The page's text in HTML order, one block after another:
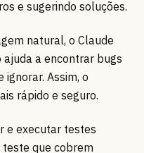
e sugerindo soluções.
natural, o Claude
ajuda a encontrar bugs
ignorar. Assim, o
rápido e seguro.
e executar testes
teste que cobrem